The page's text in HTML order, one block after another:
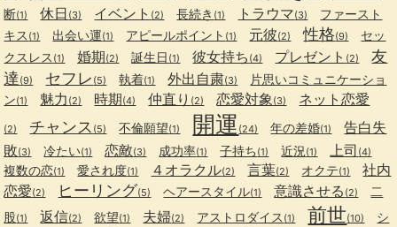
断(1) 休日 (3) イベント (2) 長続き (1) トラウマ(3)
ファースト
キス (1) 出会い運(1) アピールポイント (1) 元彼(2) 性格(9)
セッ
クスレス (1) 婚期(2) 誕生日 (1) 彼女持ち (4) プレゼント (2)
友
達 (9) セフレ (5) 執着(1) 外出自粛(3)
片思いコミュニケーショ
ン(1) 魅力 (2) 時期(4) 仲直り (2) 恋愛対象 (3) ネット恋愛
(2) チャンス (5) 不倫願望(1) 開運 (24) 年の差婚(1)
告白失
敗(3) 冷たい(1) 恋敵(3) 成功率(1) 子持ち(1) 近況 (1) 上司 (4)
複数の恋(1) 愛され度(1) ４オラクル(2) 言葉(2) オクテ(1)
社内
恋愛(2) ヒーリング(5) ヘアースタイル(1) 意識させる (2)
二
股(1) 返信(2) 欲望(1) 夫婦(2) アストロダイス (1) 前世(10)
シ